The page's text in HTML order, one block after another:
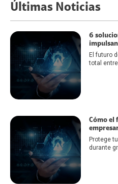
Últimas Noticias
6
El futuro
total
Cómo el
Protege
durante